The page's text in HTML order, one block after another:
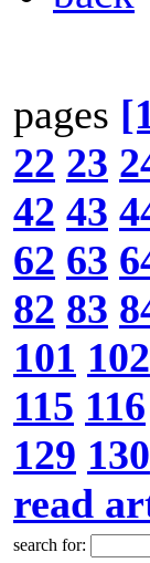
pages
22 23
42 43
62 63
82 83
101 102
115 116
129 130
read
search for: